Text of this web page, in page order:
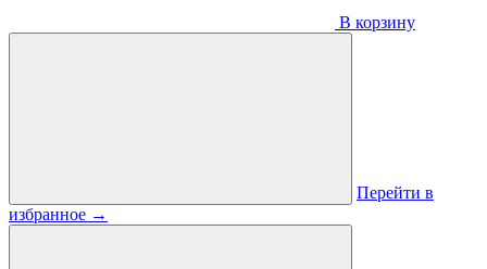
В корзину
Перейти в
избранное →